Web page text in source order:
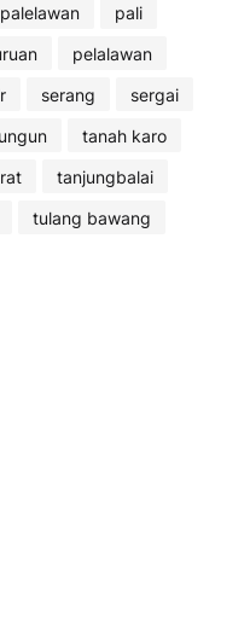
palelawan
pali
pelalawan
serang
sergai
tanah karo
tanjungbalai
tulang bawang